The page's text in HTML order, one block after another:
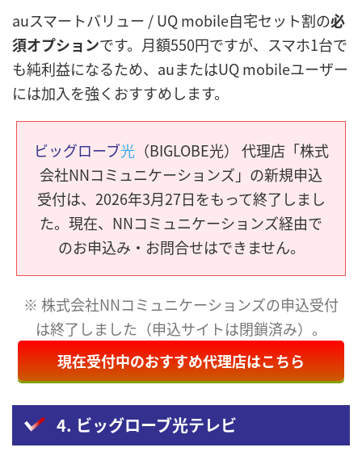
auスマートバリュー / UQ mobile自宅セット割の必
須オプションです。月額550円ですが、スマホ1台で
も純利益になるため、auまたはUQ mobileユーザー
には加入を強くおすすめします。
ビッグローブ光（BIGLOBE光） 代理店「株式
会社NNコミュニケーションズ」の新規申込
受付は、2026年3月27日をもって終了しまし
た。現在、NNコミュニケーションズ経由で
のお申込み・お問合せはできません。
※ 株式会社NNコミュニケーションズの申込受付
は終了しました（申込サイトは閉鎖済み）。
現在受付中のおすすめ代理店はこちら
4. ビッグローブ光テレビ